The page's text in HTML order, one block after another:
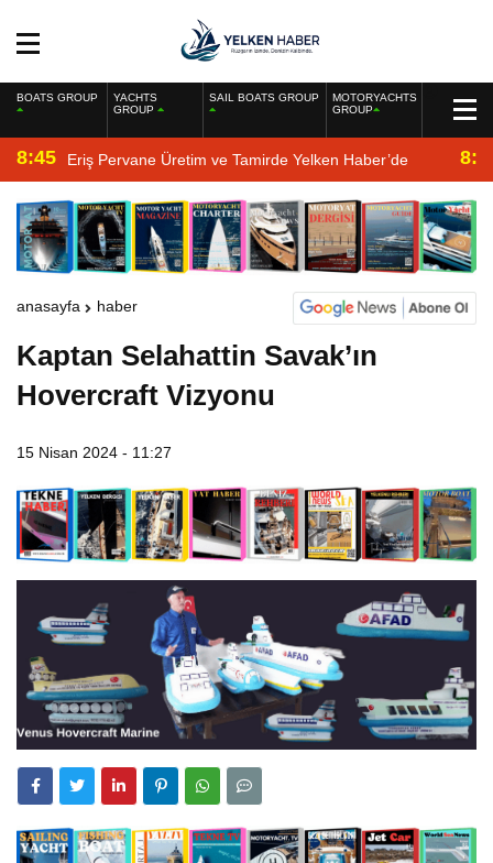
BOATS GROUP
YACHTS
GROUP
SAIL BOATS GROUP
MOTORYACHTS
GROUP
8:45 Eriş Pervane Üretim ve Tamirde Yelken Haber’de
anasayfa haber
Kaptan Selahattin Savak’ın
Hovercraft Vizyonu
15 Nisan 2024 - 11:27